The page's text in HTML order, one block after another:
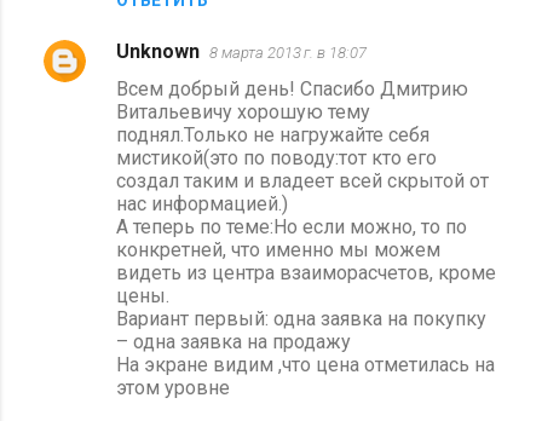
Unknown 8 марта 2013 г. в 18:07
Всем добрый день! Спасибо Дмитрию
Витальевичу хорошую тему
поднял.Только не нагружайте себя
мистикой(это по поводу:тот кто его
создал таким и владеет всей скрытой от
нас информацией.)
А теперь по теме:Но если можно, то по
конкретней, что именно мы можем
видеть из центра взаиморасчетов, кроме
цены.
Вариант первый: одна заявка на покупку
– одна заявка на продажу
На экране видим ,что цена отметилась на
этом уровне